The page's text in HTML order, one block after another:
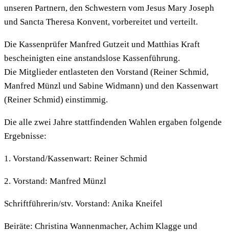
unseren Partnern, den Schwestern vom Jesus Mary Joseph
und Sancta Theresa Konvent, vorbereitet und verteilt.
Die Kassenprüfer Manfred Gutzeit und Matthias Kraft
bescheinigten eine anstandslose Kassenführung.
Die Mitglieder entlasteten den Vorstand (Reiner Schmid,
Manfred Münzl und Sabine Widmann) und den Kassenwart
(Reiner Schmid) einstimmig.
Die alle zwei Jahre stattfindenden Wahlen ergaben folgende
Ergebnisse:
1. Vorstand/Kassenwart: Reiner Schmid
2. Vorstand: Manfred Münzl
Schriftführerin/stv. Vorstand: Anika Kneifel
Beiräte: Christina Wannenmacher, Achim Klagge und